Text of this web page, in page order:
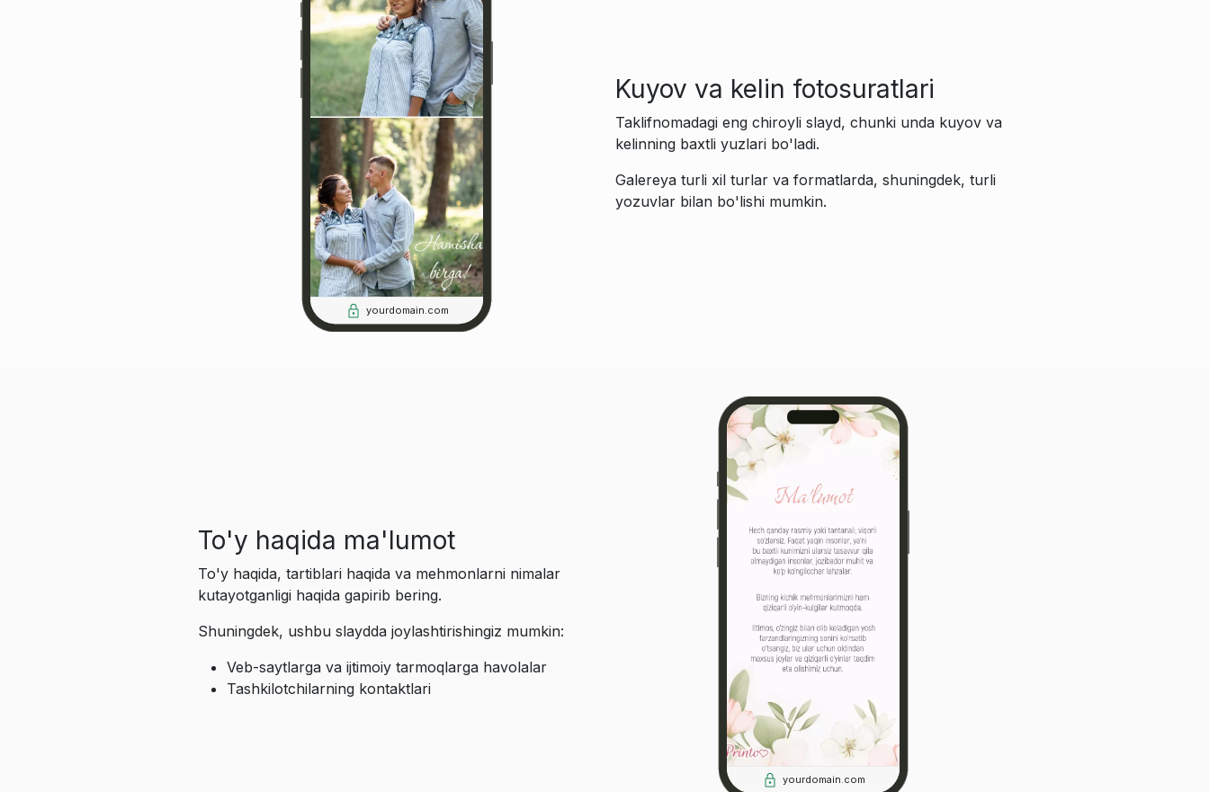
yourdomain.com
Kuyov va kelin fotosuratlari
Taklifnomadagi eng chiroyli slayd, chunki unda kuyov va
kelinning baxtli yuzlari bo'ladi.
Galereya turli xil turlar va formatlarda, shuningdek, turli
yozuvlar bilan bo'lishi mumkin.
To'y haqida ma'lumot
To'y haqida, tartiblari haqida va mehmonlarni nimalar
kutayotganligi haqida gapirib bering.
Shuningdek, ushbu slaydda joylashtirishingiz mumkin:
Veb-saytlarga va ijtimoiy tarmoqlarga havolalar
Tashkilotchilarning kontaktlari
yourdomain.com